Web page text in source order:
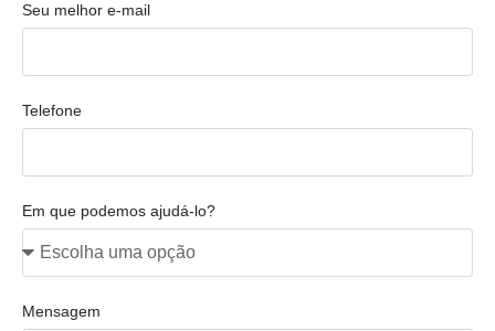
Seu melhor e-mail
Telefone
Em que podemos ajudá-lo?
Mensagem